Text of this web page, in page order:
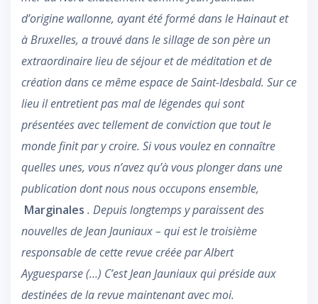
d’origine wallonne, ayant été formé dans le Hainaut et
à Bruxelles, a trouvé dans le sillage de son père un
extraordinaire lieu de séjour et de méditation et de
création dans ce même espace de Saint-Idesbald. Sur ce
lieu il entretient pas mal de légendes qui sont
présentées avec tellement de conviction que tout le
monde finit par y croire. Si vous voulez en connaître
quelles unes, vous n’avez qu’à vous plonger dans une
publication dont nous nous occupons ensemble,
Marginales . Depuis longtemps y paraissent des
nouvelles de Jean Jauniaux – qui est le troisième
responsable de cette revue créée par Albert
Ayguesparse (…) C’est Jean Jauniaux qui préside aux
destinées de la revue maintenant avec moi.